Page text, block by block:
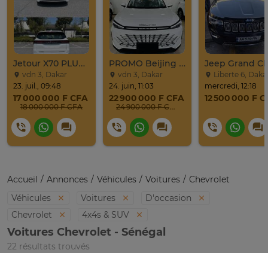
Jetour X70 PLUS 2024
vdn 3, Dakar
23. juil., 09:48
17 000 000 F CFA
18 000 000 F CFA
PROMO Beijing X7 / 2025
vdn 3, Dakar
24. juin, 11:03
22 900 000 F CFA
24 900 000 F CFA
Liberte 6,
mercredi, 12:18
12 500 000 F
Accueil Annonces Véhicules Voitures
Chevrolet
Véhicules
Voitures
D'occasion
Chevrolet
4x4s & SUV
Voitures Chevrolet - Sénégal
22 résultats trouvés